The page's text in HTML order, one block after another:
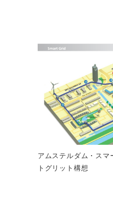
アムステルダム・スマ
トグリット構想